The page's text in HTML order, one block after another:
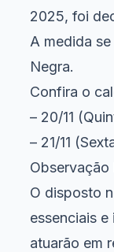
2025, foi
A medida
Negra.
Confira o
– 20/11
– 21/11
Observação
O disposto
essenciais
atuarão em